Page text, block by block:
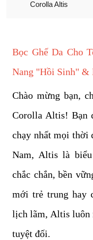
Corolla Altis
Bọc Ghế Da Cho
Nang "Hồi Sinh" &
Chào mừng bạn,
Corolla Altis! Bạn
chạy nhất mọi thời
Nam, Altis là
chắc chắn, bền
mới trẻ trung hay
lịch lãm, Altis luôn
tuyệt đối.